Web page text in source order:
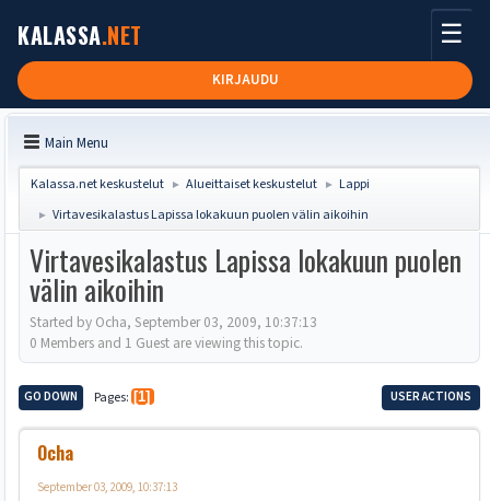
KALASSA.NET
KIRJAUDU
☰
Main Menu
Kalassa.net keskustelut ► Alueittaiset keskustelut ► Lappi
► Virtavesikalastus Lapissa lokakuun puolen välin aikoihin
Virtavesikalastus Lapissa lokakuun puolen
välin aikoihin
Started by Ocha, September 03, 2009, 10:37:13
0 Members and 1 Guest are viewing this topic.
GO DOWN Pages 1 USER ACTIONS
Ocha
September 03, 2009, 10:37:13